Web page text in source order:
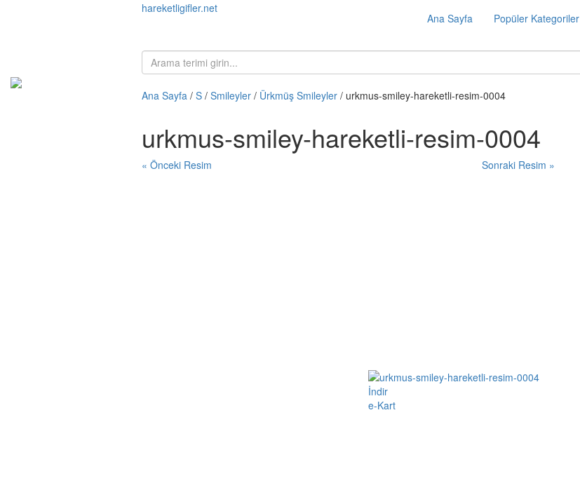
hareketligifler.net
Ana Sayfa Popüler Kategoriler
Ana Sayfa / S / Smileyler / Ürkmüş Smileyler / urkmus-smiley-hareketli-resim-0004
urkmus-smiley-hareketli-resim-0004
« Önceki Resim Sonraki Resim »
İndir
e-Kart